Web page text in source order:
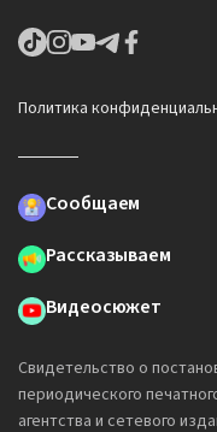
Политика
Сообщаем
Рассказываем
Видеосюжет
Свидетельство о
периодического
агентства и сетевого